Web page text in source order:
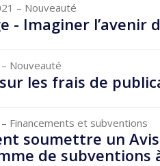
– Nouveauté
- Imaginer l’avenir
– Nouveauté
les frais de
– Financements et subventions
soumettre un
de subventions